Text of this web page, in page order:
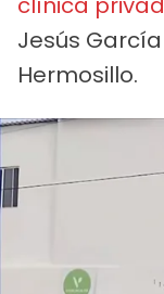
Jesús
Hermosillo.